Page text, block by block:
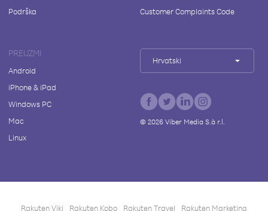
Podrška
Customer Complaints Code
PREUZMI
Android
iPhone & iPad
Windows PC
Mac
Linux
Hrvatski
© 2026Viber Media S.à r.l.
Rakuten Viki Rakuten Kobo Rakuten Travel Rakuten Marketing